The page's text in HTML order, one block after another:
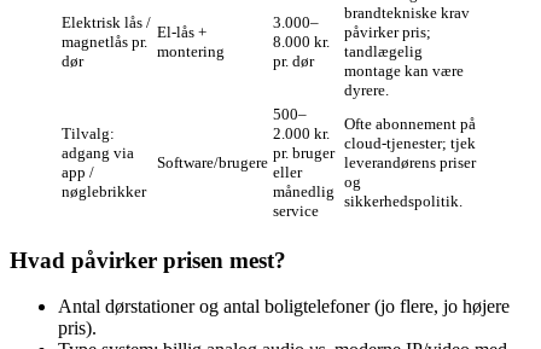
Elektrisk lås /
magnetlås pr.
dør
El-lås +
montering
3.000–
8.000 kr.
pr. dør
brandtekniske krav
påvirker pris;
tandlægelig
montage kan være
dyrere.
Tilvalg:
adgang via
app /
nøglebrikker
Software/brugere
500–
2.000 kr.
pr. bruger
eller
månedlig
service
Ofte abonnement på
cloud-tjenester; tjek
leverandørens priser
og
sikkerhedspolitik.
Hvad påvirker prisen mest?
Antal dørstationer og antal boligtelefoner (jo flere, jo højere
pris).